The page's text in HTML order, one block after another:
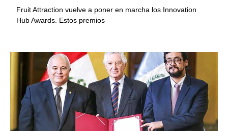
Fruit Attraction vuelve a poner en marcha los Innovation
Hub Awards. Estos premios